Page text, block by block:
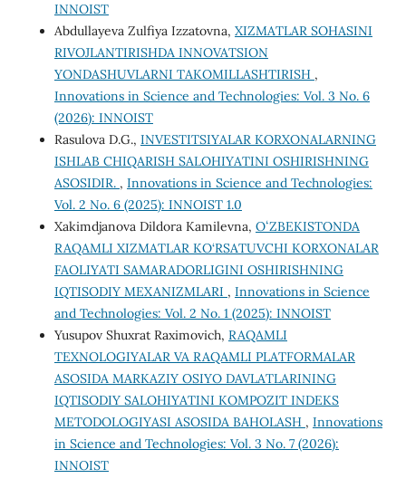
INNOIST
Abdullayeva Zulfiya Izzatovna, XIZMATLAR SOHASINI
RIVOJLANTIRISHDA INNOVATSION
YONDASHUVLARNI TAKOMILLASHTIRISH ,
Innovations in Science and Technologies: Vol. 3 No. 6
(2026): INNOIST
Rasulova D.G., INVESTITSIYALAR KORXONALARNING
ISHLAB CHIQARISH SALOHIYATINI OSHIRISHNING
ASOSIDIR. , Innovations in Science and Technologies:
Vol. 2 No. 6 (2025): INNOIST 1.0
Xakimdjanova Dildora Kamilevna, OʻZBEKISTONDA
RAQAMLI XIZMATLAR KO‘RSATUVCHI KORXONALAR
FAOLIYATI SAMARADORLIGINI OSHIRISHNING
IQTISODIY MEXANIZMLARI , Innovations in Science
and Technologies: Vol. 2 No. 1 (2025): INNOIST
Yusupov Shuxrat Raximovich, RAQAMLI
TEXNOLOGIYALAR VA RAQAMLI PLATFORMALAR
ASOSIDA MARKAZIY OSIYO DAVLATLARINING
IQTISODIY SALOHIYATINI KOMPOZIT INDEKS
METODOLOGIYASI ASOSIDA BAHOLASH , Innovations
in Science and Technologies: Vol. 3 No. 7 (2026):
INNOIST